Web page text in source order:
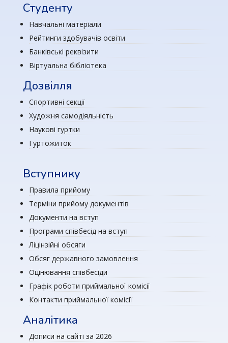
Студенту
Навчальні матеріали
Рейтинги здобувачів освіти
Банківські реквізити
Віртуальна бібліотека
Дозвілля
Спортивні секції
Художня самодіяльність
Наукові гуртки
Гуртожиток
Вступнику
Правила прийому
Терміни прийому документів
Документи на вступ
Програми співбесід на вступ
Ліцінзійні обсяги
Обсяг державного замовлення
Оцінювання співбесіди
Графік роботи приймальної комісії
Контакти приймальної комісії
Аналітика
Дописи на сайті за 2026